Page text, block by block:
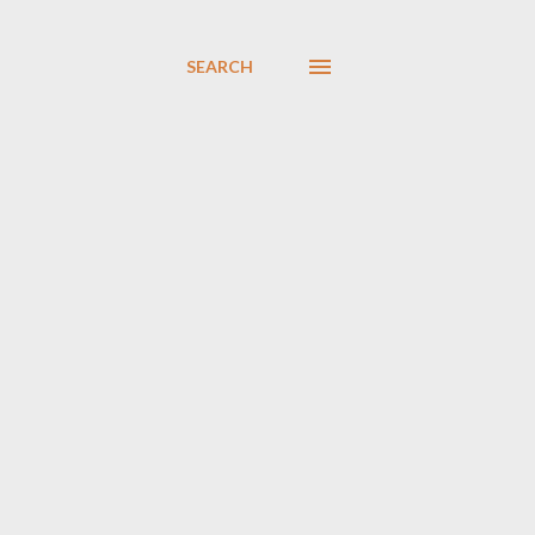
SEARCH